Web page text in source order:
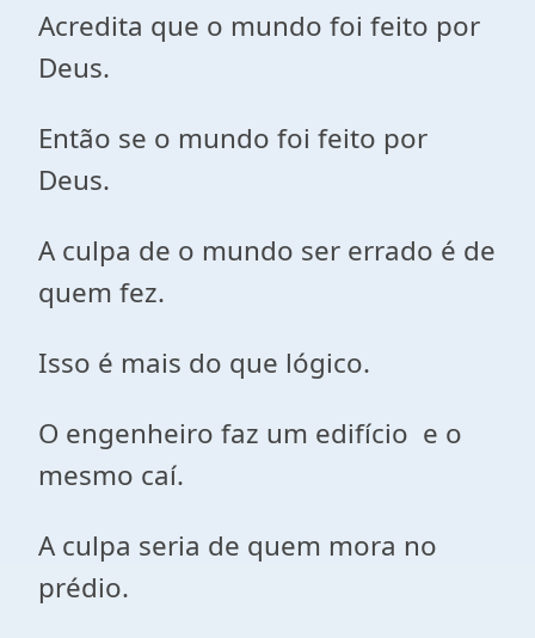
Acredita que o mundo foi feito por
Deus.
Então se o mundo foi feito por
Deus.
A culpa de o mundo ser errado é de
quem fez.
Isso é mais do que lógico.
O engenheiro faz um edifício e o
mesmo caí.
A culpa seria de quem mora no
prédio.